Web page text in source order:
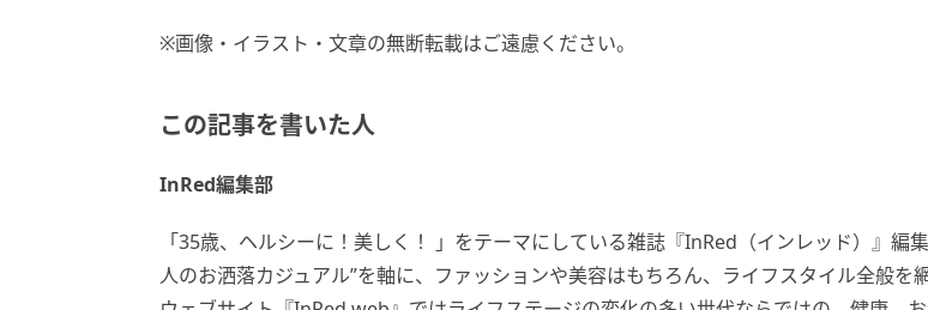
※画像・イラスト・文章の無断転載はご遠慮ください。
この記事を書いた人
InRed編集部
「35歳、ヘルシーに！美しく！ 」をテーマにしている雑誌『InRed（インレッド）』編
人のお洒落カジュアル”を軸に、ファッションや美容はもちろん、ライフスタイル全般を